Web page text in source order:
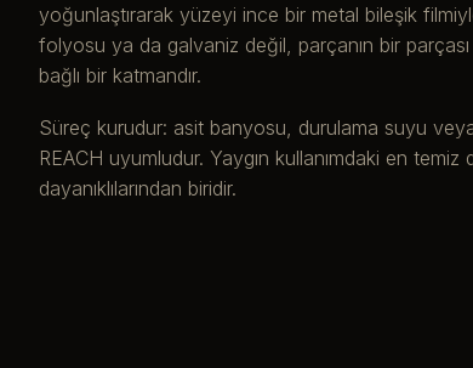
yoğunlaştırarak yüzeyi ince bir metal bileşik
folyosu ya da galvaniz değil, parçanın bir
bağlı bir katmandır.
Süreç kurudur: asit banyosu, durulama suyu
REACH uyumludur. Yaygın kullanımdaki en
dayanıklılarından biridir.